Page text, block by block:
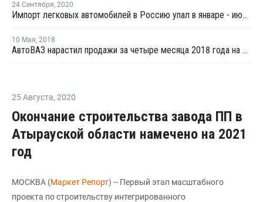
24 Сентября, 2020
Импорт легковых автомобилей в Россию упал в январе - июле более чем на треть
10 Мая, 2018
АвтоВАЗ нарастил продажи за четыре месяца 2018 года на четверть
25 Августа, 2020
Окончание строительства завода ПП в
Атырауской области намечено на 2021
год
МОСКВА (Маркет Репорт) -- Первый этап масштабного
проекта по строительству интегрированного